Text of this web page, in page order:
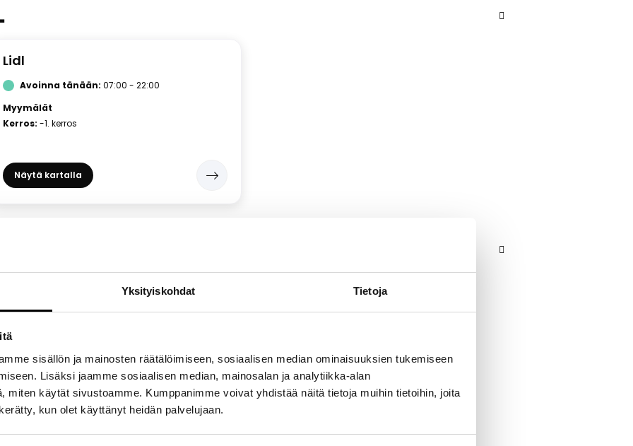
Yksityiskohdat Tietoja
sisällön ja mainosten räätälöimiseen, sosiaalisen median ominaisuuksien tukemiseen
Lisäksi jaamme sosiaalisen median, mainosalan ja analytiikka-alan
miten käytät sivustoamme. Kumppanimme voivat yhdistää näitä tietoja muihin tietoihin, joita
kun olet käyttänyt heidän palvelujaan.
Lidl
Avoinna tänään: 07:00 - 22:00
Myymälät
Kerros: -1. kerros
Näytä kartalla
Kauppahalli
Kerros:1. kerros
Puhelin: 040 637 2786